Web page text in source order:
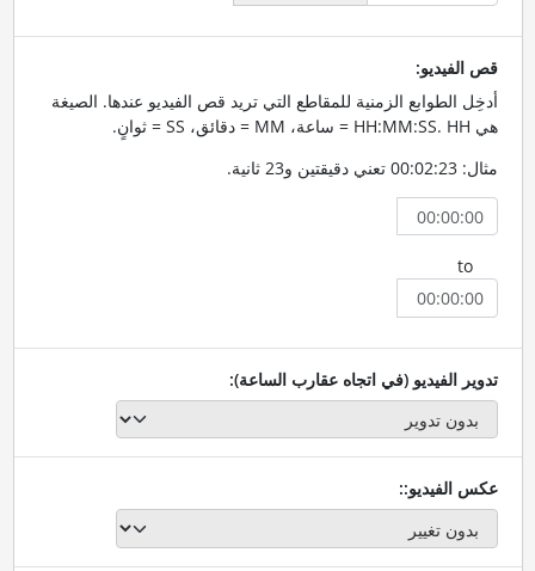
قص الفيديو:
أدخِل الطوابع الزمنية للمقاطع التي تريد قص الفيديو عندها. الصيغة
هي HH:MM:SS. HH = ساعة، MM = دقائق، SS = ثوانٍ.
مثال: 00:02:23 تعني دقيقتين و23 ثانية.
to
تدوير الفيديو (في اتجاه عقارب الساعة):
عكس الفيديو::